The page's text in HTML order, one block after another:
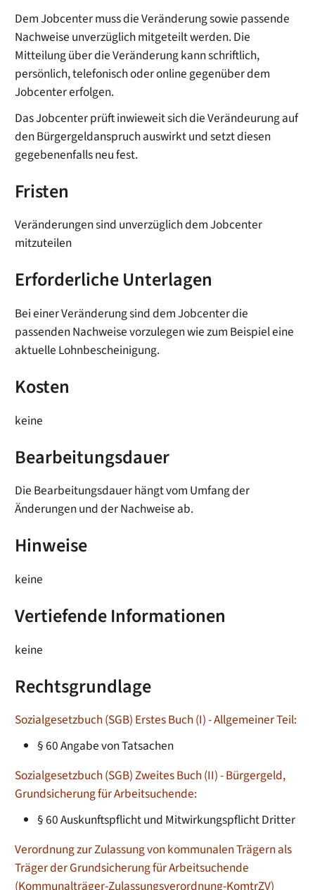
Dem Jobcenter muss die Veränderung sowie passende
Nachweise unverzüglich mitgeteilt werden. Die
Mitteilung über die Veränderung kann schriftlich,
persönlich, telefonisch oder online gegenüber dem
Jobcenter erfolgen.
Das Jobcenter prüft inwieweit sich die Verändeurung auf
den Bürgergeldanspruch auswirkt und setzt diesen
gegebenenfalls neu fest.
Fristen
Veränderungen sind unverzüglich dem Jobcenter
mitzuteilen
Erforderliche Unterlagen
Bei einer Veränderung sind dem Jobcenter die
passenden Nachweise vorzulegen wie zum Beispiel eine
aktuelle Lohnbescheinigung.
Kosten
keine
Bearbeitungsdauer
Die Bearbeitungsdauer hängt vom Umfang der
Änderungen und der Nachweise ab.
Hinweise
keine
Vertiefende Informationen
keine
Rechtsgrundlage
Sozialgesetzbuch (SGB) Erstes Buch (I) - Allgemeiner Teil:
§ 60 Angabe von Tatsachen
Sozialgesetzbuch (SGB) Zweites Buch (II) - Bürgergeld,
Grundsicherung für Arbeitsuchende:
§ 60 Auskunftspflicht und Mitwirkungspflicht Dritter
Verordnung zur Zulassung von kommunalen Trägern als
Träger der Grundsicherung für Arbeitsuchende
(Kommunalträger-Zulassungsverordnung-KomtrZV)